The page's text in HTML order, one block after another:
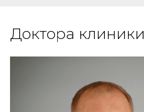
Доктора клиники